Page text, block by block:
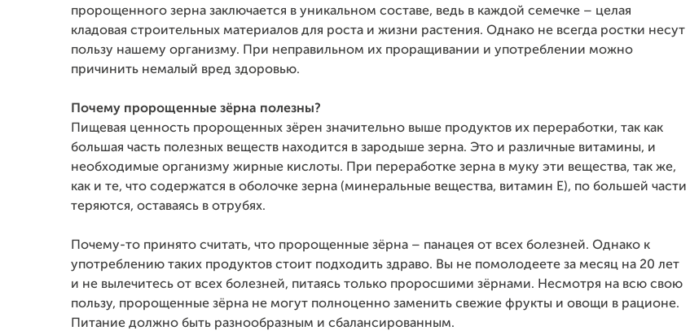
пророщенного зерна заключается в уникальном составе, ведь в каждой семечке – целая
кладовая строительных материалов для роста и жизни растения. Однако не всегда ростки несут
пользу нашему организму. При неправильном их проращивании и употреблении можно
причинить немалый вред здоровью.
Почему пророщенные зёрна полезны?
Пищевая ценность пророщенных зёрен значительно выше продуктов их переработки, так как
большая часть полезных веществ находится в зародыше зерна. Это и различные витамины, и
необходимые организму жирные кислоты. При переработке зерна в муку эти вещества, так же,
как и те, что содержатся в оболочке зерна (минеральные вещества, витамин Е), по большей части
теряются, оставаясь в отрубях.
Почему-то принято считать, что пророщенные зёрна – панацея от всех болезней. Однако к
употреблению таких продуктов стоит подходить здраво. Вы не помолодеете за месяц на 20 лет
и не вылечитесь от всех болезней, питаясь только проросшими зёрнами. Несмотря на всю свою
пользу, пророщенные зёрна не могут полноценно заменить свежие фрукты и овощи в рационе.
Питание должно быть разнообразным и сбалансированным.